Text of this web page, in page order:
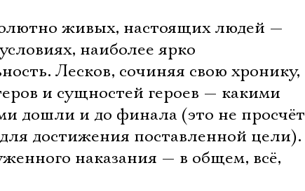
живых, настоящих людей —
наиболее ярко
Лесков, сочиняя свою хронику,
и сущностей героев — какими
дошли и до финала (это не просчёт
достижения поставленной цели).
наказания — в общем, всё,